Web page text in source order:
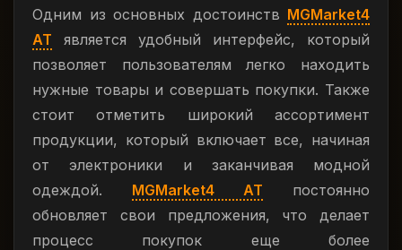
Одним из основных достоинств MGMarket4
AT является удобный интерфейс, который
позволяет пользователям легко находить
нужные товары и совершать покупки. Также
стоит отметить широкий ассортимент
продукции, который включает все, начиная
от электроники и заканчивая модной
одеждой. MGMarket4 AT постоянно
обновляет свои предложения, что делает
процесс покупок еще более